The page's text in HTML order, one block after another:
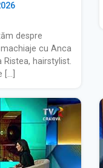
despre
cu Anca
hairstylist.
[…]